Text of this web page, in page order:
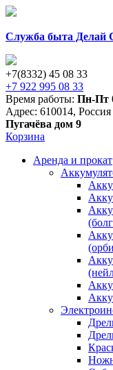
Служба быта Делай
+7(8332) 45 08 33
+7 922 995 08 33
Время работы: Пн-Пт
Адрес: 610014, Россия
Пугачёва дом 9
Корзина
Аренда и прокат